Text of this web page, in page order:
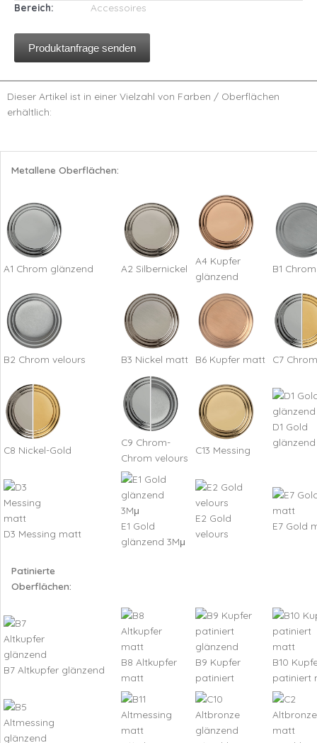
Bereich:
Accessoires
Produktanfrage senden
Dieser Artikel ist in einer Vielzahl von Farben / Oberflächen
erhältlich:
Metallene Oberflächen:
A1 Chrom glänzend A2 Silbernickel
A4 Kupfer
glänzend
B1
B2 Chrom velours B3 Nickel matt B6 Kupfer matt C7
C8 Nickel-Gold
C9 Chrom-
Chrom velours
C13 Messing
D1 Gold
glänzend
D3 Messing matt
E1 Gold
glänzend 3Mμ
E2 Gold
velours
E7 Gold
Patinierte
Oberflächen:
B7 Altkupfer glänzend
B8 Altkupfer
matt
B9 Kupfer
patiniert
B10
patiniert